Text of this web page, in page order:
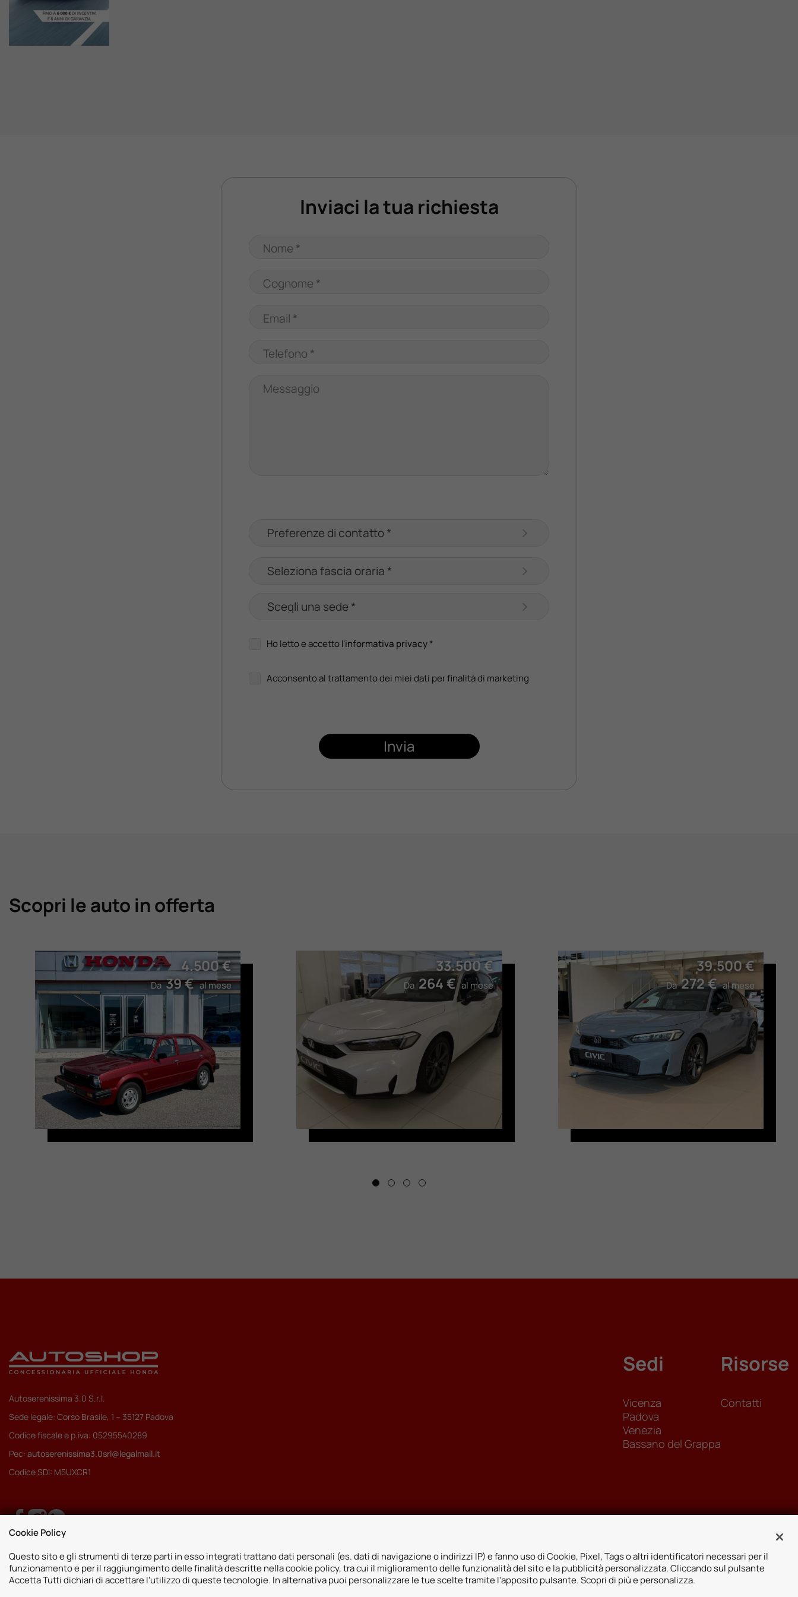
Valuta Il Tuo Usato
Inviaci la tua richiesta
Nome *
Cognome *
Email *
Telefono *
Messaggio
Ho letto e accettol'informativa privacy*
Acconsento al trattamento dei miei dati per finalità di marketing
Invia
Scopri le auto in offerta
4.500 €
Da39 €al mese
33.500 €
Da 264 €al mese
39.500 €
Da272 €al mese
Autoserenissima 3.0 S.r.l.
Sede legale: Corso Brasile, 1 – 35127 Padova
Codice fiscale e p.iva: 05295540289
Pec: autoserenissima3.0srl@legalmail.it
Codice SDI: M5UXCR1
Sedi
Vicenza
Padova
Venezia
Bassano del Grappa
Risorse
Contatti
Cookie Policy
Questo sito e gli strumenti di terze parti in esso integrati trattano dati personali (es. dati di navigazione o indirizzi IP) e fanno uso di Cookie, Pixel, Tags o altri identificatori necessari per il
funzionamento e per il raggiungimento delle finalità descritte nella cookie policy, tra cui il miglioramento delle funzionalità del sito e la pubblicità personalizzata. Cliccando sul pulsante
Accetta Tutti dichiari di accettare l'utilizzo di queste tecnologie. In alternativa puoi personalizzare le tue scelte tramite l'apposito pulsante. Scopri di più e personalizza.